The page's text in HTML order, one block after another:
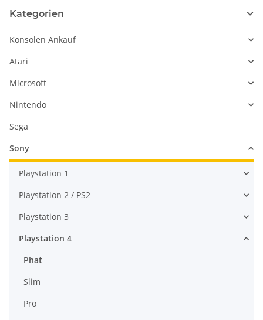
Kategorien
Konsolen Ankauf
Atari
Microsoft
Nintendo
Sega
Sony
Playstation 1
Playstation 2 / PS2
Playstation 3
Playstation 4
Phat
Slim
Pro